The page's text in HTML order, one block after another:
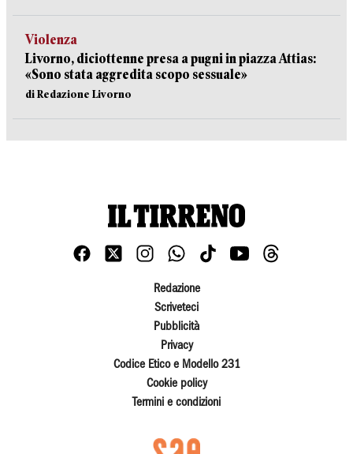
Violenza
Livorno, diciottenne presa a pugni in piazza Attias:
«Sono stata aggredita scopo sessuale»
di Redazione Livorno
Redazione
Scriveteci
Pubblicità
Privacy
Codice Etico e Modello 231
Cookie policy
Termini e condizioni